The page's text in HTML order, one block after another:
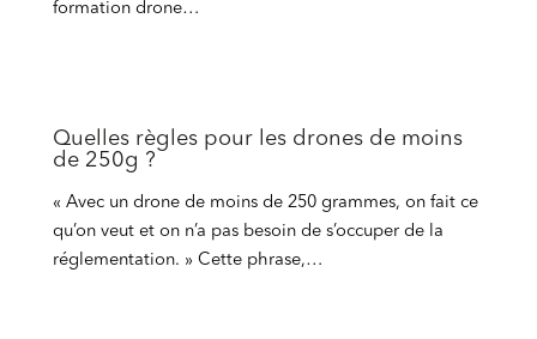
formation drone…
Quelles règles pour les drones de moins
de 250g ?
« Avec un drone de moins de 250 grammes, on fait ce
qu’on veut et on n’a pas besoin de s’occuper de la
réglementation. » Cette phrase,…